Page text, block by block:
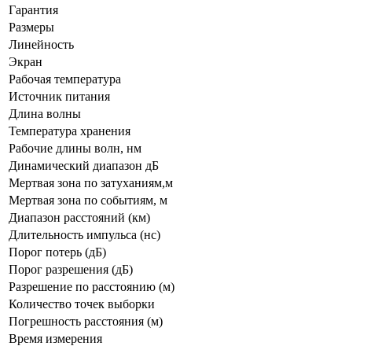
Гарантия
Размеры
Линейность
Экран
Рабочая температура
Источник питания
Длина волны
Температура хранения
Рабочие длины волн, нм
Динамический диапазон дБ
Мертвая зона по затуханиям,м
Мертвая зона по событиям, м
Диапазон расстояний (км)
Длительность импульса (нс)
Порог потерь (дБ)
Порог разрешения (дБ)
Разрешение по расстоянию (м)
Количество точек выборки
Погрешность расстояния (м)
Время измерения